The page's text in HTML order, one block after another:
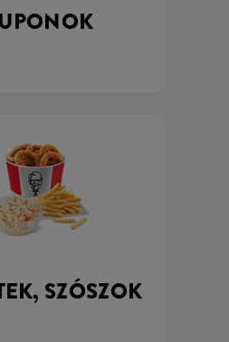
SZÓSZOK